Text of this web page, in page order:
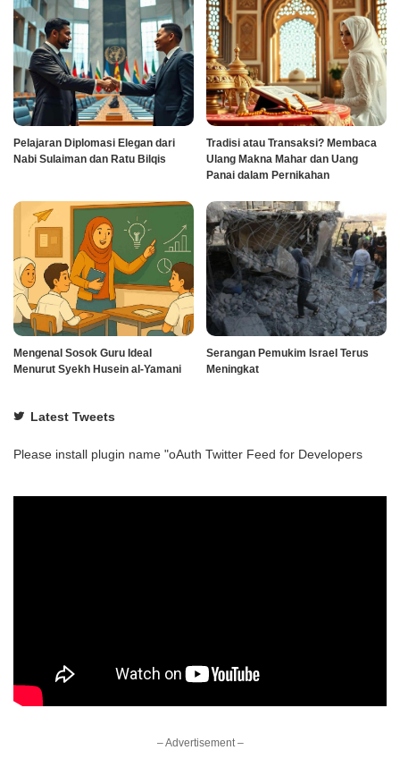
Pelajaran Diplomasi Elegan dari
Nabi Sulaiman dan Ratu Bilqis
Tradisi atau Transaksi? Membaca
Ulang Makna Mahar dan Uang
Panai dalam Pernikahan
Mengenal Sosok Guru Ideal
Menurut Syekh Husein al-Yamani
Serangan Pemukim Israel Terus
Meningkat
Latest Tweets
Please install plugin name "oAuth Twitter Feed for Developers
– Advertisement –